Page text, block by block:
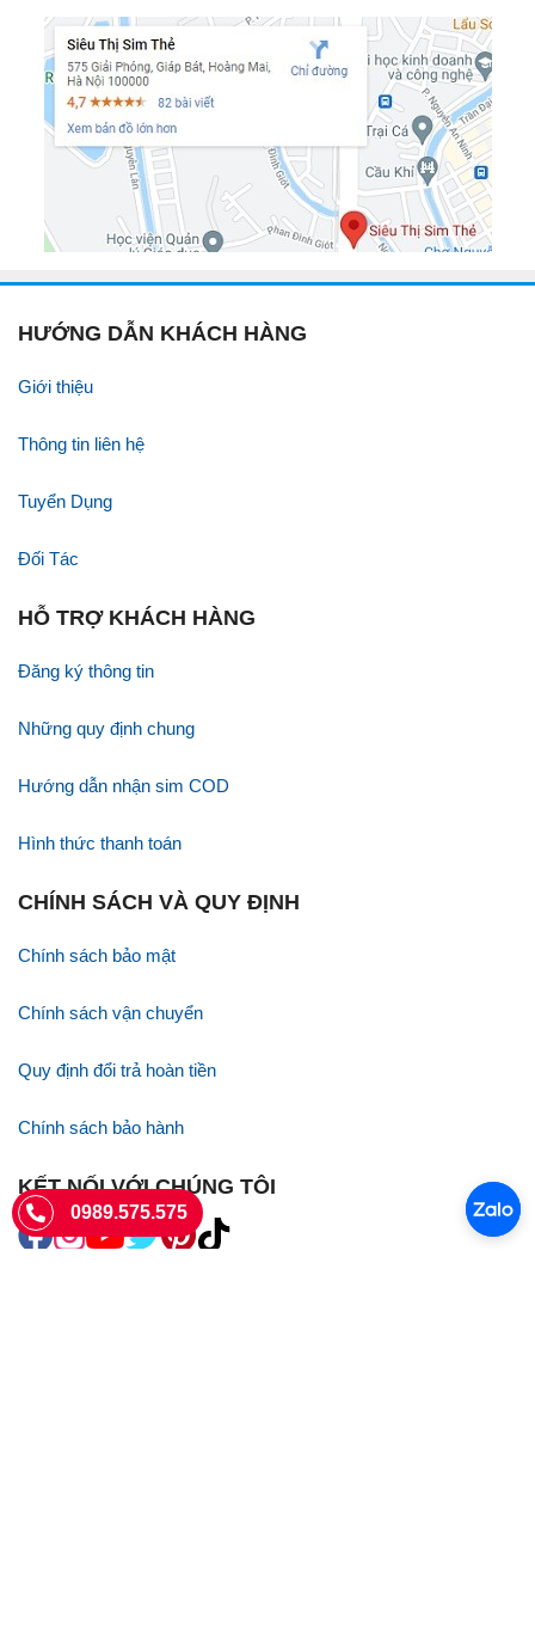
HƯỚNG DẪN KHÁCH HÀNG
Giới thiệu
Thông tin liên hệ
Tuyển Dụng
Đối Tác
HỖ TRỢ KHÁCH HÀNG
Đăng ký thông tin
Những quy định chung
Hướng dẫn nhận sim COD
Hình thức thanh toán
CHÍNH SÁCH VÀ QUY ĐỊNH
Chính sách bảo mật
Chính sách vận chuyển
Quy định đổi trả hoàn tiền
Chính sách bảo hành
KẾT NỐI VỚI CHÚNG TÔI
0989.575.575